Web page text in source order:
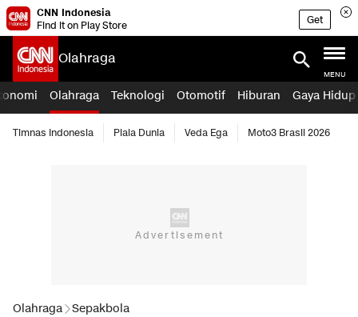
CNN Indonesia
Find it on Play Store
Get
Olahraga
MENU
Olahraga Teknologi Otomotif Hiburan Gaya Hidup
Timnas Indonesia Piala Dunia Veda Ega Moto3 Brasil 2026
Olahraga Sepakbola